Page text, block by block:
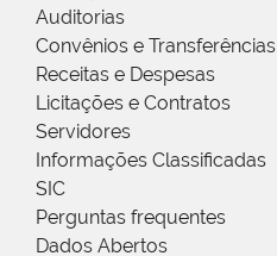
Auditorias
Convênios e Transferências
Receitas e Despesas
Licitações e Contratos
Servidores
Informações Classificadas
SIC
Perguntas frequentes
Dados Abertos